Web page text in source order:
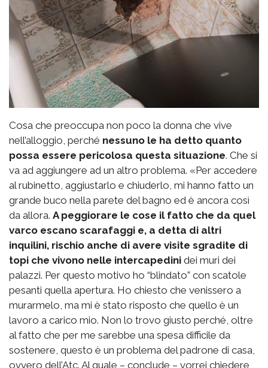
Cosa che preoccupa non poco la donna che vive
nell’alloggio, perché nessuno le ha detto quanto
possa essere pericolosa questa situazione. Che si
va ad aggiungere ad un altro problema. «Per accedere
al rubinetto, aggiustarlo e chiuderlo, mi hanno fatto un
grande buco nella parete del bagno ed è ancora così
da allora. A peggiorare le cose il fatto che da quel
varco escano scarafaggi e, a detta di altri
inquilini, rischio anche di avere visite sgradite di
topi che vivono nelle intercapedini dei muri dei
palazzi. Per questo motivo ho “blindato” con scatole
pesanti quella apertura. Ho chiesto che venissero a
murarmelo, ma mi è stato risposto che quello è un
lavoro a carico mio. Non lo trovo giusto perché, oltre
al fatto che per me sarebbe una spesa difficile da
sostenere, questo è un problema del padrone di casa,
ovvero dell’Atc. Al quale – conclude – vorrei chiedere